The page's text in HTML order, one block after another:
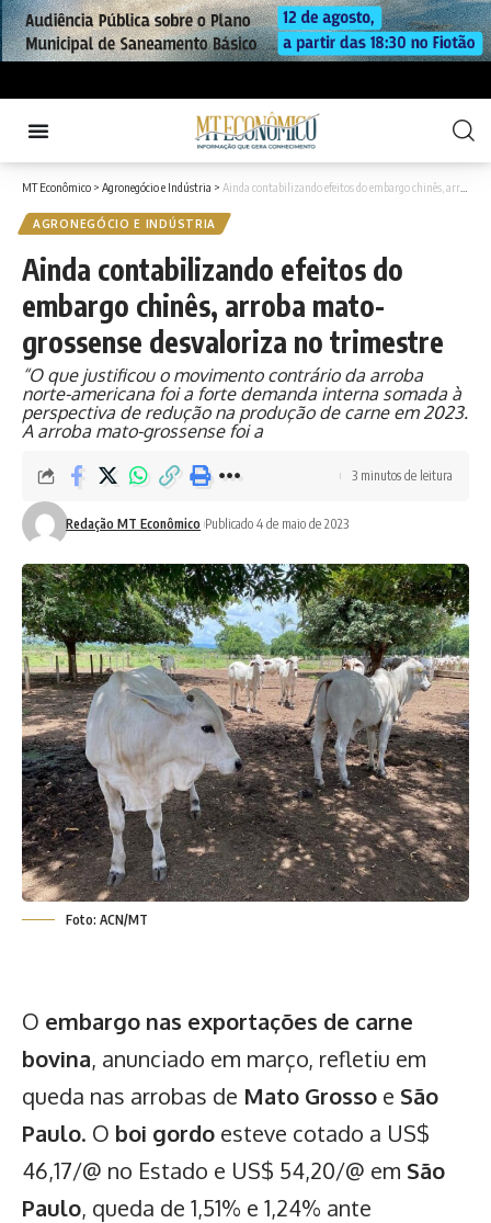
MT Econômico > Agronegócio e Indústria > Ainda contabilizando efeitos do embargo chinês, arroba mato-grossense desvaloriza no trimestre
AGRONEGÓCIO E INDÚSTRIA
Ainda contabilizando efeitos do
embargo chinês, arroba mato-
grossense desvaloriza no trimestre
“O que justificou o movimento contrário da arroba
norte-americana foi a forte demanda interna somada à
perspectiva de redução na produção de carne em 2023.
A arroba mato-grossense foi a
Redação MT Econômico Publicado 4 de maio de 2023
3 minutos de leitura
Foto: ACN/MT
O embargo nas exportações de carne
bovina, anunciado em março, refletiu em
queda nas arrobas de Mato Grosso e São
Paulo. O boi gordo esteve cotado a US$
46,17/@ no Estado e US$ 54,20/@ em São
Paulo, queda de 1,51% e 1,24% ante